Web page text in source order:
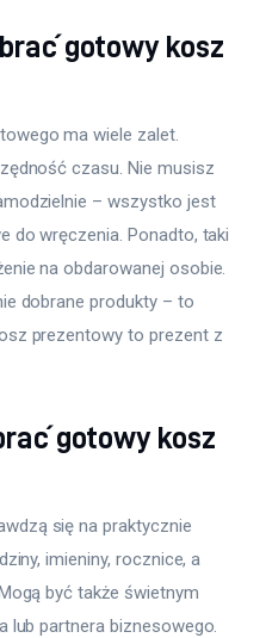
gotowy kosz
ma wiele zalet.
czasu. Nie musisz
– wszystko jest
do wręczenia. Ponadto, taki
na obdarowanej osobie.
dobrane produkty – to
prezentowy to prezent z
gotowy kosz
się na praktycznie
imieniny, rocznice, a
być także świetnym
lub partnera biznesowego.